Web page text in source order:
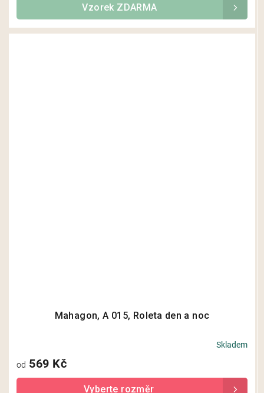
Vzorek ZDARMA
Mahagon, A 015, Roleta den a noc
Skladem
od 569 Kč